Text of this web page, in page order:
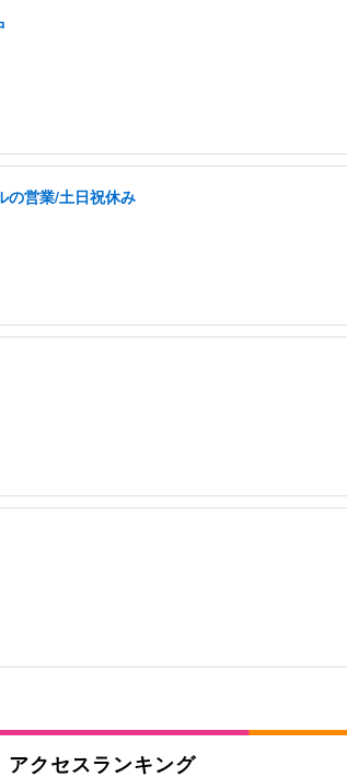
の営業/土日祝休み
アクセスランキング